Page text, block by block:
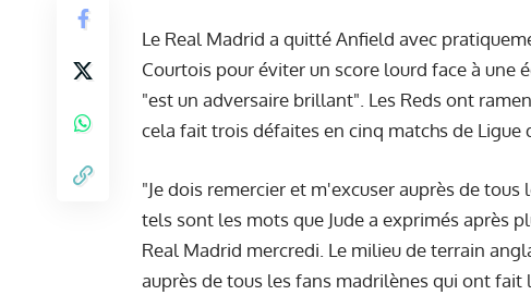
Le Real Madrid a quitté Anfield avec
Courtois pour éviter un score lourd face à une
"est un adversaire brillant". Les Reds ont
cela fait trois défaites en cinq matchs de Ligue
"Je dois remercier et m'excuser auprès de
tels sont les mots que Jude a exprimés après
Real Madrid mercredi. Le milieu de terrain
auprès de tous les fans madrilènes qui ont